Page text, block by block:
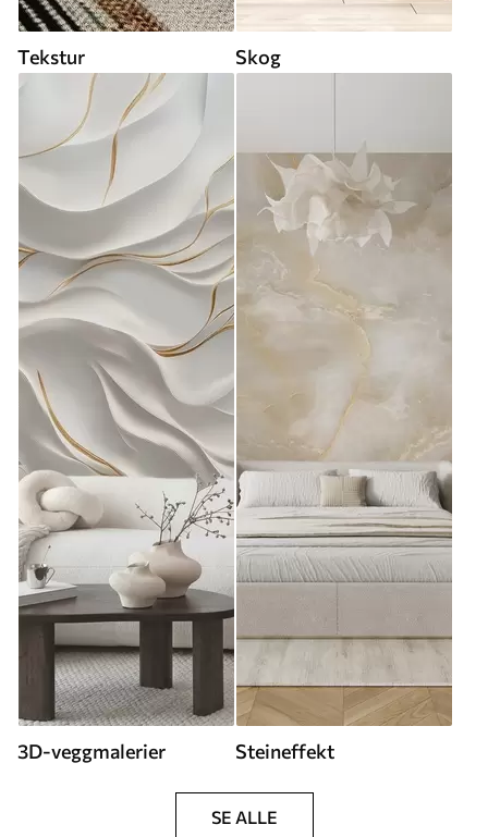
Tekstur Skog
3D-veggmalerier Steineffekt
SE ALLE